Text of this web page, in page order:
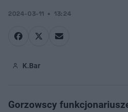
2024-03-11 13:24
K.Bar
Gorzowscy